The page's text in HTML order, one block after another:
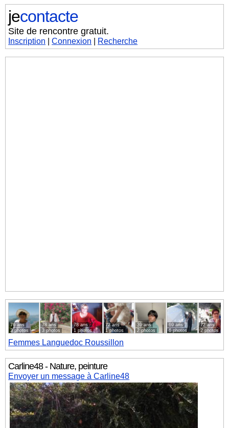
jecontacte
Site de rencontre gratuit.
Inscription |Connexion Recherche
76 ans
3 photos
78 ans
3 photos
78 ans
1 photos
72 ans
1 photos
39 ans
2 photos
69 ans
6 photos
72 ans
2 photos
Femmes Languedoc Roussillon
Carline48 - Nature, peinture
Envoyer un message à Carline48